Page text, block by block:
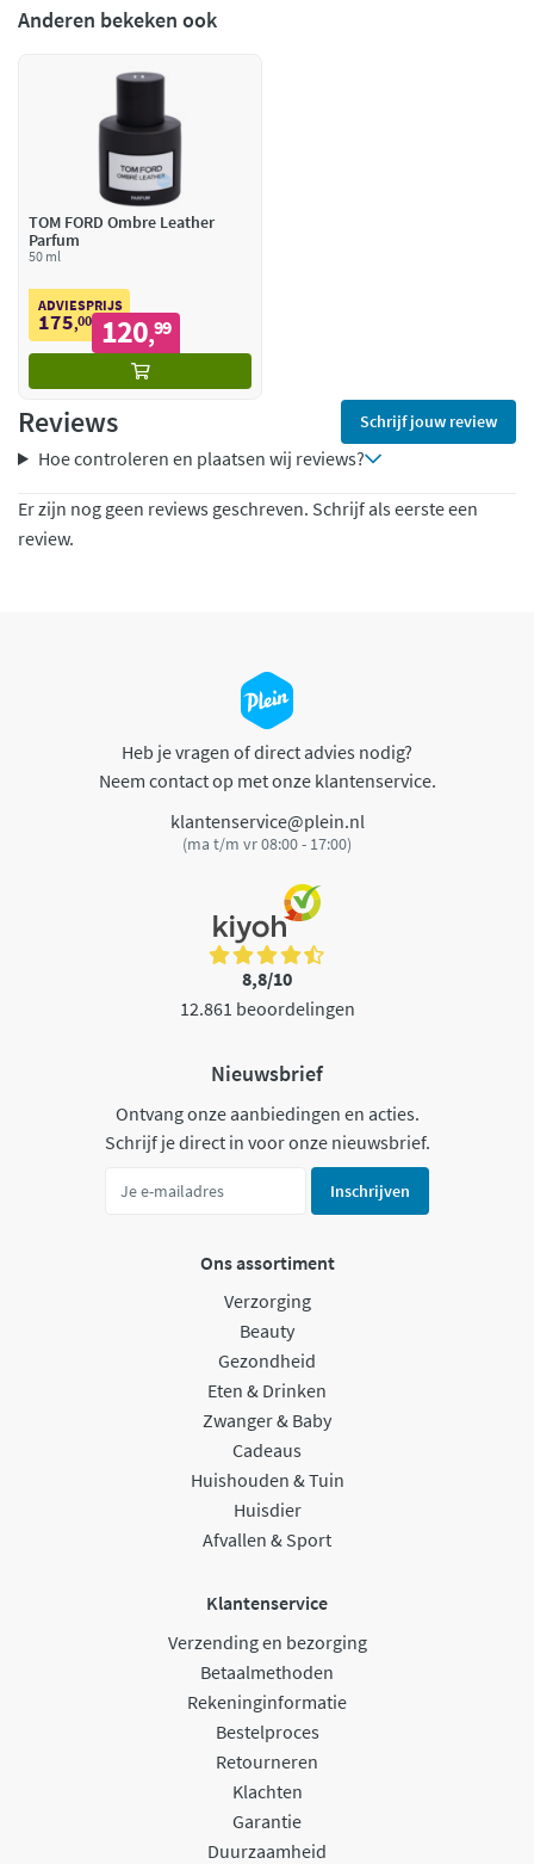
Anderen bekeken ook
TOM FORD Ombre Leather
Parfum
50 ml
ADVIESPRIJS
175,00 120,99
Reviews Schrijf jouw review
Hoe controleren en plaatsen wij reviews?
Er zijn nog geen reviews geschreven. Schrijf als eerste een
review.
Heb je vragen of direct advies nodig?
Neem contact op met onze klantenservice.
klantenservice@plein.nl
(ma t/m vr 08:00 - 17:00)
8,8/10
12.861 beoordelingen
Nieuwsbrief
Ontvang onze aanbiedingen en acties.
Schrijf je direct in voor onze nieuwsbrief.
Inschrijven
Ons assortiment
Verzorging
Beauty
Gezondheid
Eten & Drinken
Zwanger & Baby
Cadeaus
Huishouden & Tuin
Huisdier
Afvallen & Sport
Klantenservice
Verzending en bezorging
Betaalmethoden
Rekeninginformatie
Bestelproces
Retourneren
Klachten
Garantie
Duurzaamheid